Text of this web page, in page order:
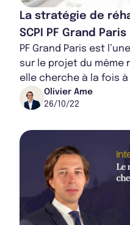
La stratégie de
SCPI PF Grand Paris
PF Grand Paris est
sur le projet du même
elle cherche à la fois
ses associés et à
Olivier Ame
26/10/22